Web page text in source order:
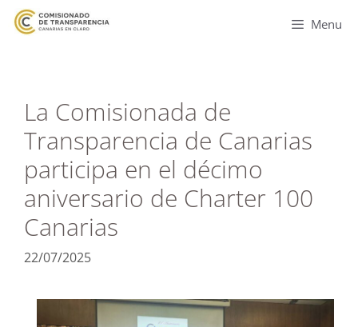
Menu
La Comisionada de
Transparencia de Canarias
participa en el décimo
aniversario de Charter 100
Canarias
22/07/2025